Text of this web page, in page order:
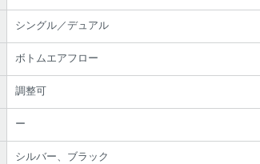
シングル／デュアル
ボトムエアフロー
調整可
ー
シルバー、ブラック